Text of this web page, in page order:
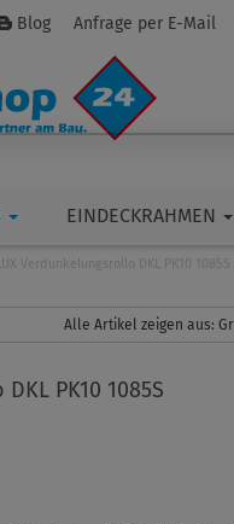
Blog Anfrage per E-Mail
EINDECKRAHMEN
Verdunkelungsrollo DKL PK10 1085S
Alle Artikel zeigen aus:
PK10 1085S